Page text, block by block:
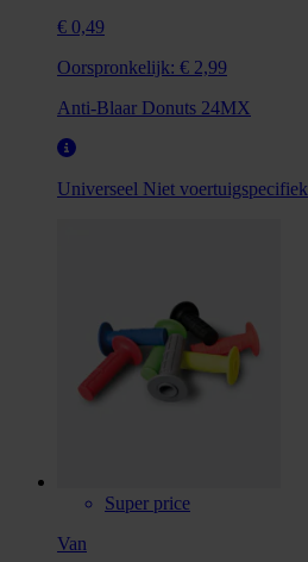
€ 0,49
Oorspronkelijk: € 2,99
Anti-Blaar Donuts 24MX
Universeel Niet voertuigspecifiek
Super price
Van